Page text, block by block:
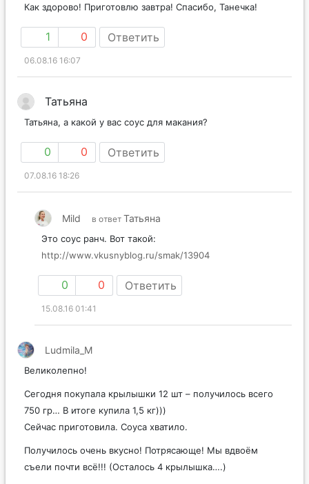
Как здорово! Приготовлю завтра! Спасибо, Танечка!
1 0 Ответить
06.08.16 16:07
Татьяна
Татьяна, а какой у вас соус для макания?
0 0 Ответить
07.08.16 18:26
Mild в ответ Татьяна
Это соус ранч. Вот такой:
http://www.vkusnyblog.ru/smak/13904
0 0 Ответить
15.08.16 01:41
Ludmila_M
Великолепно!
Сегодня покупала крылышки 12 шт – получилось всего
750 гр… В итоге купила 1,5 кг)))
Сейчас приготовила. Соуса хватило.
Получилось очень вкусно! Потрясающе! Мы вдвоём
съели почти всё!!! (Осталось 4 крылышка….)